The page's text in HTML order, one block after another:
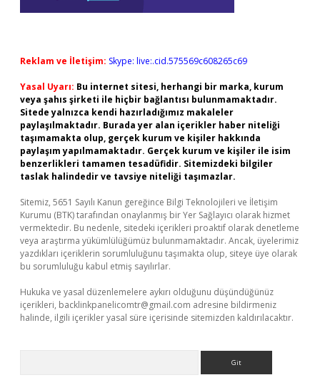
Reklam ve İletişim: Skype: live:.cid.575569c608265c69
Yasal Uyarı: Bu internet sitesi, herhangi bir marka, kurum
veya şahıs şirketi ile hiçbir bağlantısı bulunmamaktadır.
Sitede yalnızca kendi hazırladığımız makaleler
paylaşılmaktadır. Burada yer alan içerikler haber niteliği
taşımamakta olup, gerçek kurum ve kişiler hakkında
paylaşım yapılmamaktadır. Gerçek kurum ve kişiler ile isim
benzerlikleri tamamen tesadüfidir. Sitemizdeki bilgiler
taslak halindedir ve tavsiye niteliği taşımazlar.
Sitemiz, 5651 Sayılı Kanun gereğince Bilgi Teknolojileri ve İletişim
Kurumu (BTK) tarafından onaylanmış bir Yer Sağlayıcı olarak hizmet
vermektedir. Bu nedenle, sitedeki içerikleri proaktif olarak denetleme
veya araştırma yükümlülüğümüz bulunmamaktadır. Ancak, üyelerimiz
yazdıkları içeriklerin sorumluluğunu taşımakta olup, siteye üye olarak
bu sorumluluğu kabul etmiş sayılırlar.
Hukuka ve yasal düzenlemelere aykırı olduğunu düşündüğünüz
içerikleri, backlinkpanelicomtr@gmail.com adresine bildirmeniz
halinde, ilgili içerikler yasal süre içerisinde sitemizden kaldırılacaktır.